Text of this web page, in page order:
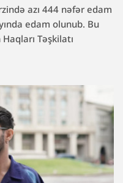
azı 444 nəfər edam
edam olunub. Bu
Təşkilatı